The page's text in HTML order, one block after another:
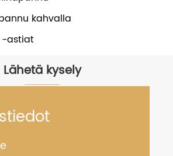
kahvalla
-astiat
Lähetä kysely